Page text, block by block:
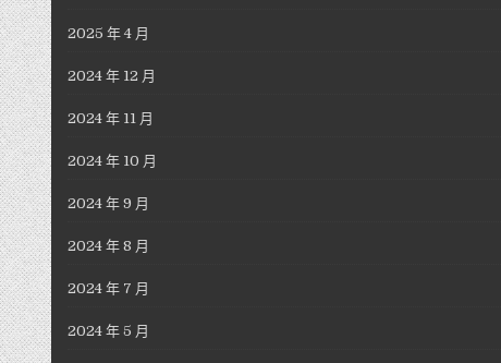
2025 年 4 月
2024 年 12 月
2024 年 11 月
2024 年 10 月
2024 年 9 月
2024 年 8 月
2024 年 7 月
2024 年 5 月